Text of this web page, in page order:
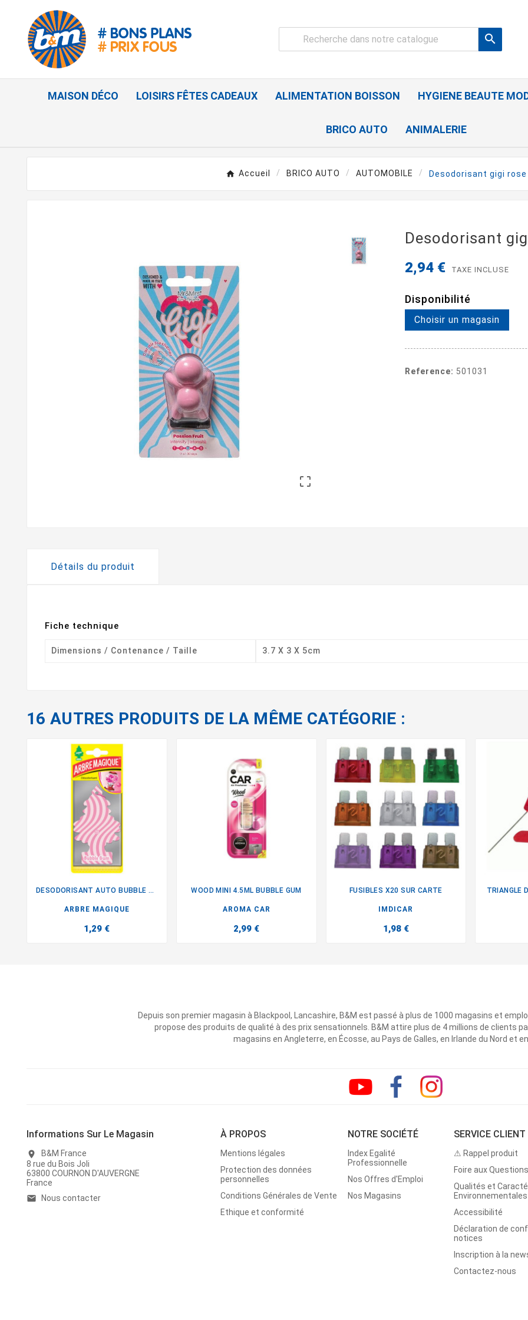

MAISON DÉCO LOISIRS FÊTES CADEAUX ALIMENTATION BOISSON HYGIENE BEAUTE
BRICO AUTO ANIMALERIE
Accueil BRICO AUTO AUTOMOBILE Desodorisant gigi

Desodorisant
2,94 € TAXE INCLUSE
Disponibilité
Choisir un magasin
Reference: 501031
Détails du produit
Fiche technique
Dimensions / Contenance / Taille 3.7 X 3 X 5cm
16 AUTRES PRODUITS DE LA MÊME CATÉGORIE :
DESODORISANT AUTO BUBBLE GUM
ARBRE MAGIQUE
1,29 €
WOOD MINI 4.5ML BUBBLE GUM
AROMA CAR
2,99 €
FUSIBLES X20 SUR CARTE
IMDICAR
1,98 €
TRIANGLE
Depuis son premier magasin à Blackpool, Lancashire, B&M est passé à plus de 1000 magasins et
propose des produits de qualité à des prix sensationnels. B&M attire plus de 4 millions de clients
magasins en Angleterre, en Écosse, au Pays de Galles, en Irlande du Nord et
Informations Sur Le Magasin
location_on
B&M France
8 rue du Bois Joli
63800 COURNON D'AUVERGNE
France
email Nous contacter
À PROPOS
Mentions légales
Protection des données
personnelles
Conditions Générales de Vente
Ethique et conformité
NOTRE SOCIÉTÉ
Index Egalité
Professionnelle
Nos Offres d'Emploi
Nos Magasins
SERVICE CLIENT
⚠ Rappel produit
Foire aux
Qualités et
Environnementales
Accessibilité
Déclaration de
notices
Inscription à la
Contactez-nous